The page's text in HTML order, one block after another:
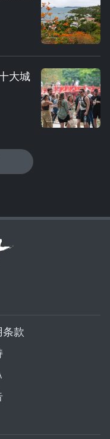
大城
条款